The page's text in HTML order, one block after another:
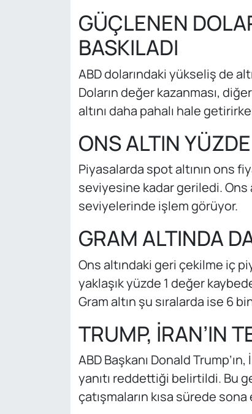
GÜÇLENEN
BASKILADI
ABD dolarındaki yükseliş de
Doların değer kazanması,
altını daha pahalı hale
ONS ALTIN
Piyasalarda spot altının ons
seviyesine kadar geriledi.
seviyelerinde işlem görüyor.
GRAM ALTINDA
Ons altındaki geri çekilme iç
yaklaşık yüzde 1 değer
Gram altın şu sıralarda ise 6
TRUMP, İRAN’IN
ABD Başkanı Donald
yanıtı reddettiği belirtildi. Bu
çatışmaların kısa sürede